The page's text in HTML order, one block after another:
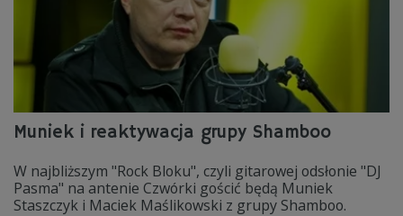
Muniek i reaktywacja grupy Shamboo
W najbliższym "Rock Bloku", czyli gitarowej odsłonie "DJ
Pasma" na antenie Czwórki gościć będą Muniek
Staszczyk i Maciek Maślikowski z grupy Shamboo.